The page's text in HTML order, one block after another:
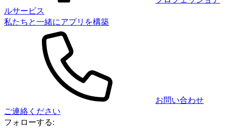
ルサービス
私たちと一緒にアプリを構築
お問い合わせ
ご連絡ください
フォローする: